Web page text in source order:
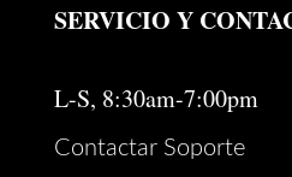
SERVICIO Y
L-S, 8:30am-7:00pm
Contactar Soporte